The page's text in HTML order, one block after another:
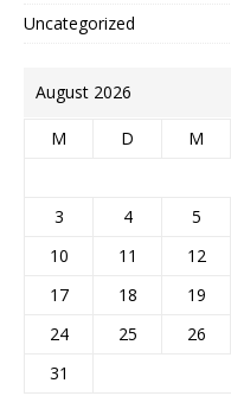
Uncategorized
August 2026
M D M
3
4 5
10
11 12
17
18 19
24
25 26
31